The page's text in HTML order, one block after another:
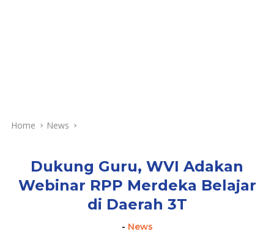
Home News
Dukung Guru, WVI Adakan
Webinar RPP Merdeka Belajar
di Daerah 3T
- News